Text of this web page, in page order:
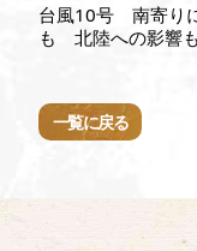
台風10号 南寄り
も 北陸への影響
一覧に戻る